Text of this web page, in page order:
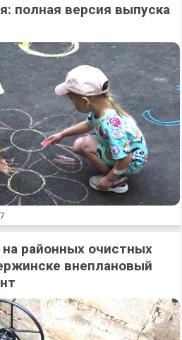
полная версия выпуска
районных очистных
внеплановый